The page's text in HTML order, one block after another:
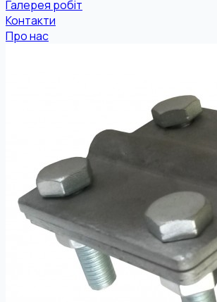
Галерея робіт
Контакти
Про нас